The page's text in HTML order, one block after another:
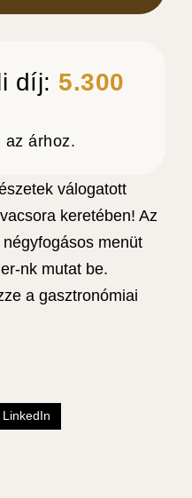
díj: 5.300
az árhoz.
válogatott
keretében! Az
menüt
nk mutat be.
a gasztronómiai
LinkedIn